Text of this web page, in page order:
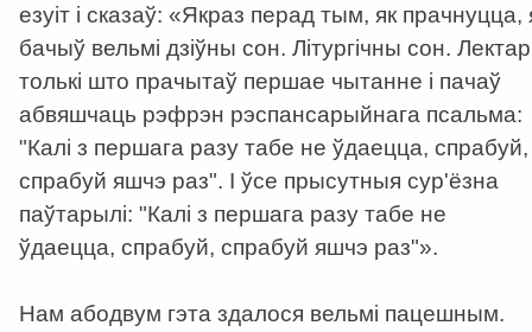
езуіт і сказаў: «Якраз перад тым, як прачнуцца,
бачыў вельмі дзіўны сон. Літургічны сон. Лектар
толькі што прачытаў першае чытанне і пачаў
абвяшчаць рэфрэн рэспансарыйнага псальма:
"Калі з першага разу табе не ўдаецца, спрабуй,
спрабуй яшчэ раз". І ўсе прысутныя сур'ёзна
паўтарылі: "Калі з першага разу табе не
ўдаецца, спрабуй, спрабуй яшчэ раз"».
Нам абодвум гэта здалося вельмі пацешным.